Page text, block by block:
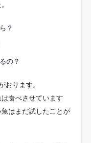
？
の？
おります。
食べさせています
はまだ試したことが